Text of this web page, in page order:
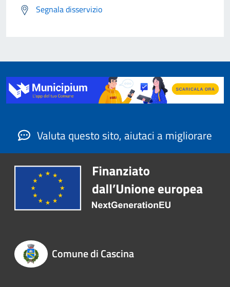
Segnala disservizio
Valuta questo sito, aiutaci a migliorare
Comune di Cascina